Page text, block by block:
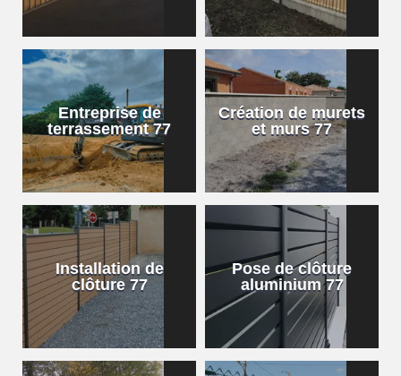
Entreprise de
terrassement 77
Création de murets
et murs 77
Installation de
clôture 77
Pose de clôture
aluminium 77